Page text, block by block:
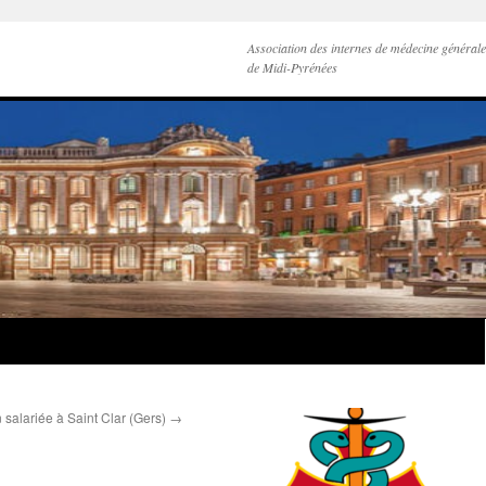
Association des internes de médecine générale
de Midi-Pyrénées
à Saint Clar (Gers) →